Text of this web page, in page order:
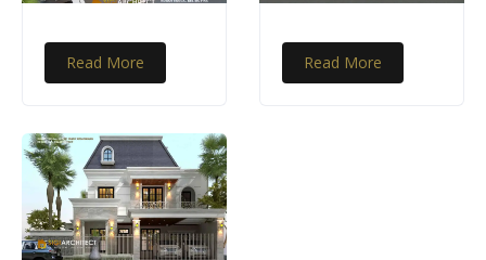
Read More Read More